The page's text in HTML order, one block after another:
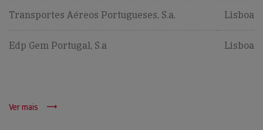
Transportes Aéreos Portugueses, S.a. Lisboa
Edp Gem Portugal, S.a Lisboa
Ver mais